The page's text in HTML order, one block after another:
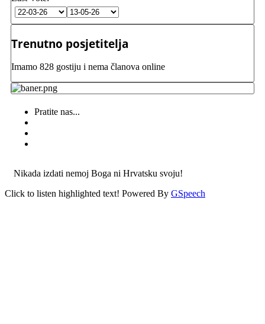
Trenutno posjetitelja
Imamo 828 gostiju i nema članova online
Pratite nas...
Nikada izdati nemoj Boga ni Hrvatsku svoju!
Click to listen highlighted text! Powered By GSpeech